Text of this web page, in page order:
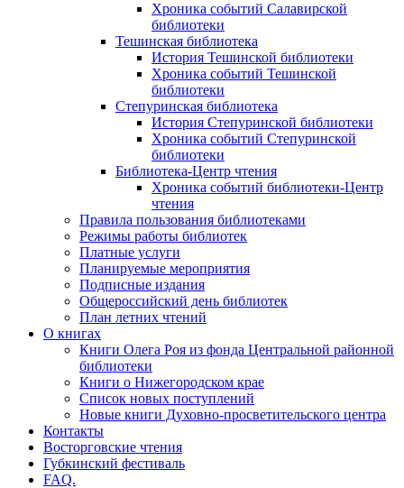
Хроника событий Салавирской
библиотеки
Тешинская библиотека
История Тешинской библиотеки
Хроника событий Тешинской
библиотеки
Степуринская библиотека
История Степуринской библиотеки
Хроника событий Степуринской
библиотеки
Библиотека-Центр чтения
Хроника событий библиотеки-Центр
чтения
Правила пользования библиотеками
Режимы работы библиотек
Платные услуги
Планируемые мероприятия
Подписные издания
Общероссийский день библиотек
План летних чтений
О книгах
Книги Олега Роя из фонда Центральной районной
библиотеки
Книги о Нижегородском крае
Список новых поступлений
Новые книги Духовно-просветительского центра
Контакты
Восторговские чтения
Губкинский фестиваль
FAQ.